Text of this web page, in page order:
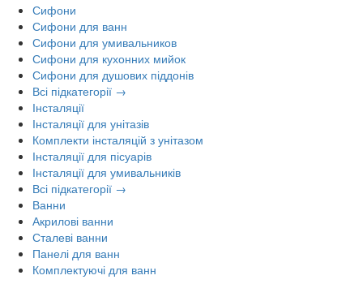
Сифони
Сифони для ванн
Сифони для умивальников
Сифони для кухонних мийок
Сифони для душових піддонів
Всі підкатегорії →
Інсталяції
Інсталяції для унітазів
Комплекти інсталяцій з унітазом
Інсталяції для пісуарів
Інсталяції для умивальників
Всі підкатегорії →
Ванни
Акрилові ванни
Сталеві ванни
Панелі для ванн
Комплектуючі для ванн